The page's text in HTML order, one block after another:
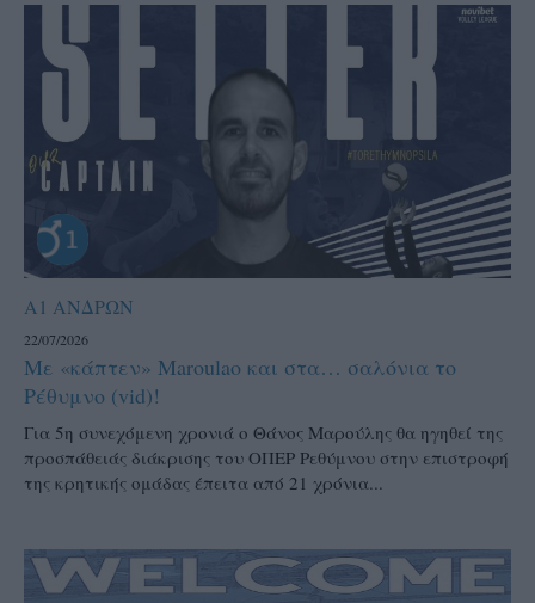
Α1 ΑΝΔΡΩΝ
22/07/2026
Με «κάπτεν» Maroulao και στα… σαλόνια το
Ρέθυμνο (vid)!
Για 5η συνεχόμενη χρονιά ο Θάνος Μαρούλης θα ηγηθεί της
προσπάθειάς διάκρισης του ΟΠΕΡ Ρεθύμνου στην επιστροφή
της κρητικής ομάδας έπειτα από 21 χρόνια...